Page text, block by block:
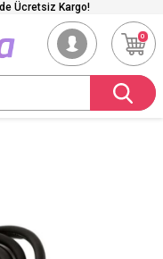
Ücretsiz Kargo!
0